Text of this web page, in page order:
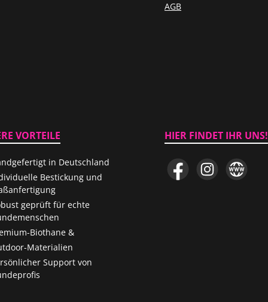
AGB
VORTEILE
in Deutschland
Bestickung und
geprüft für echte
Biothane &
Materialien
Support von
HIER FINDET IHR UNS!
FacebookInstagramWebsite